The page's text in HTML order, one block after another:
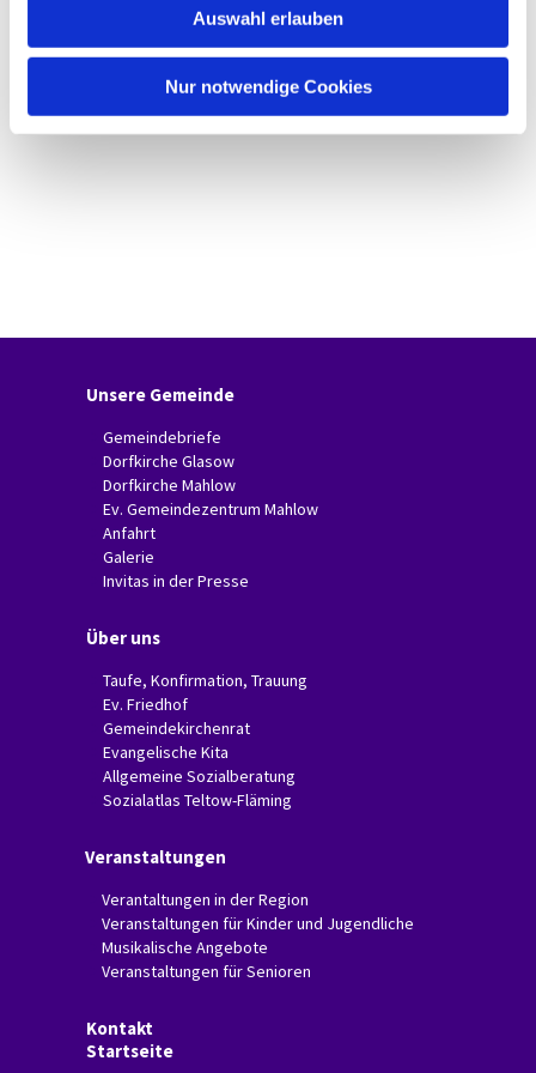
Auswahl erlauben
Nur notwendige Cookies
Unsere Gemeinde
Gemeindebriefe
Dorfkirche Glasow
Dorfkirche Mahlow
Ev. Gemeindezentrum Mahlow
Anfahrt
Galerie
Invitas in der Presse
Über uns
Taufe, Konfirmation, Trauung
Ev. Friedhof
Gemeindekirchenrat
Evangelische Kita
Allgemeine Sozialberatung
Sozialatlas Teltow-Fläming
Veranstaltungen
Verantaltungen in der Region
Veranstaltungen für Kinder und Jugendliche
Musikalische Angebote
Veranstaltungen für Senioren
Kontakt
Startseite